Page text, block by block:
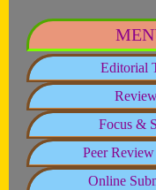
Editorial
Focus &
Peer Review
Online